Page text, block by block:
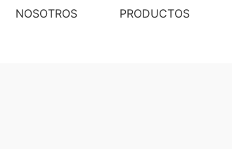
NOSOTROS PRODUCTOS